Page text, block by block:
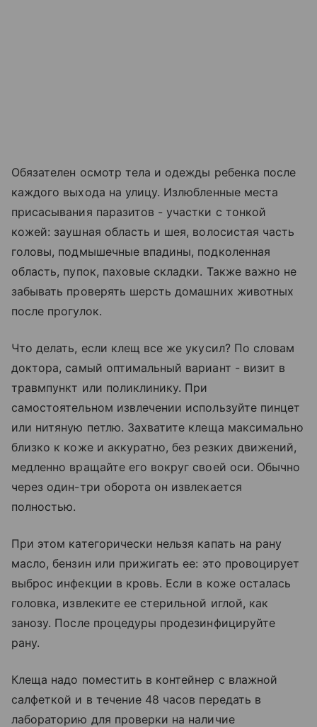
Обязателен осмотр тела и одежды ребенка после
каждого выхода на улицу. Излюбленные места
присасывания паразитов - участки с тонкой
кожей: заушная область и шея, волосистая часть
головы, подмышечные впадины, подколенная
область, пупок, паховые складки. Также важно не
забывать проверять шерсть домашних животных
после прогулок.
Что делать, если клещ все же укусил? По словам
доктора, самый оптимальный вариант - визит в
травмпункт или поликлинику. При
самостоятельном извлечении используйте пинцет
или нитяную петлю. Захватите клеща максимально
близко к коже и аккуратно, без резких движений,
медленно вращайте его вокруг своей оси. Обычно
через один-три оборота он извлекается
полностью.
При этом категорически нельзя капать на рану
масло, бензин или прижигать ее: это провоцирует
выброс инфекции в кровь. Если в коже осталась
головка, извлеките ее стерильной иглой, как
занозу. После процедуры продезинфицируйте
рану.
Клеща надо поместить в контейнер с влажной
салфеткой и в течение 48 часов передать в
лабораторию для проверки на наличие